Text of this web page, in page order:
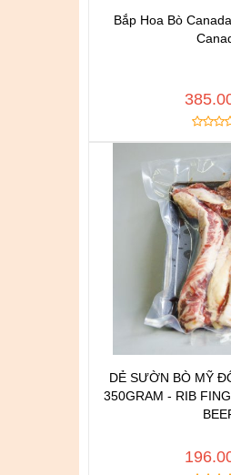
Chat để
Bắp Hoa Bò
Chat để
Thêm
DẺ SƯỜN BÒ MỸ
350GRAM - RIB